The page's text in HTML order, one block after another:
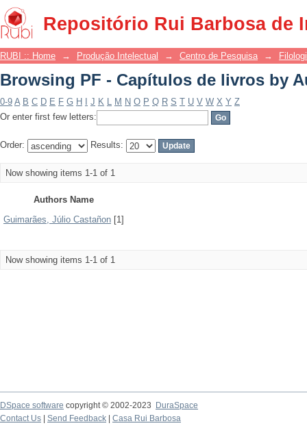
Repositório Rui Barbosa de
Browsing PF - Capítulos de livros by
RUBI :: Home → Produção Intelectual → Centro de Pesquisa →
Browsing PF - Capítulos de livros by
0-9 A B C D E F G H J K L M N O P Q R S T U V W X Y Z
Or enter first few letters:
Order: Results:
Now showing items 1-1 of 1
Authors Name
Guimarães, Júlio Castañon [1]
Now showing items 1-1 of 1
DSpace software copyright © 2002-2023
DuraSpace
Contact Us
Send Feedback Casa Rui Barbosa